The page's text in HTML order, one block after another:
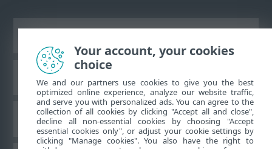
ESET-tietämyskanta
ESET-foorumi
Your account, your cookies
choice
We and our partners use cookies to give you the best
optimized online experience, analyze our website traffic,
and serve you with personalized ads. You can agree to the
collection of all cookies by clicking "Accept all and close",
decline all non-essential cookies by choosing "Accept
essential cookies only", or adjust your cookie settings by
clicking "Manage cookies". You also have the right to